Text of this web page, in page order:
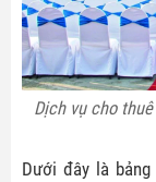
Dịch vụ cho
Dưới đây là